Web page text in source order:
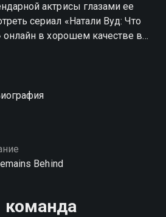
актрисы глазами ее
сериал «Натали Вуд: Что
онлайн в хорошем качестве вы
в Смотрёшке.
Behind
команда